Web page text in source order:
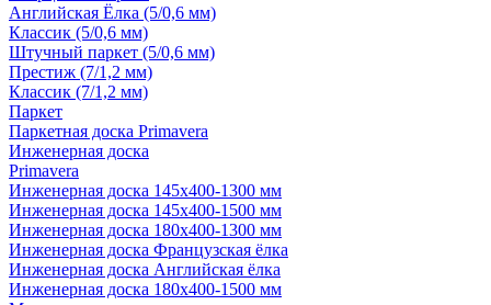
Английская Ёлка (5/0,6 мм)
Классик (5/0,6 мм)
Штучный паркет (5/0,6 мм)
Престиж (7/1,2 мм)
Классик (7/1,2 мм)
Паркет
Паркетная доска Primavera
Инженерная доска
Primavera
Инженерная доска 145x400-1300 мм
Инженерная доска 145x400-1500 мм
Инженерная доска 180x400-1300 мм
Инженерная доска Французская ёлка
Инженерная доска Английская ёлка
Инженерная доска 180x400-1500 мм